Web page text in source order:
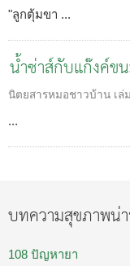
"ลูกตุ้มขา ...
น้ำซ่าส์กับแก๊งค์ข
นิตยสารหมอชาวบ้าน เล่
...
บทความสุขภาพน่
108 ปัญหายา